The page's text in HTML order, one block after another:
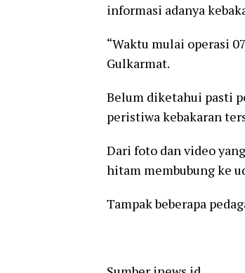
informasi adanya
“Waktu mulai operasi
Gulkarmat.
Belum diketahui pasti
peristiwa kebakaran
Dari foto dan video
hitam membubung ke
Tampak beberapa